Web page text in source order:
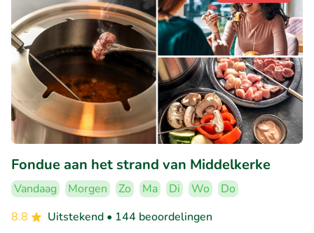
Fondue aan het strand van Middelkerke
Vandaag Morgen Zo Ma Di Wo
Do
8.8
Uitstekend • 144 beoordelingen